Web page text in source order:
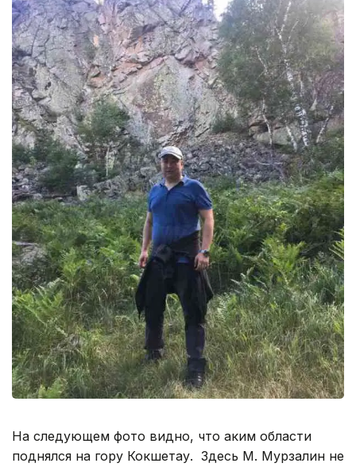
На следующем фото видно, что аким области
поднялся на гору Кокшетау. Здесь М. Мурзалин не